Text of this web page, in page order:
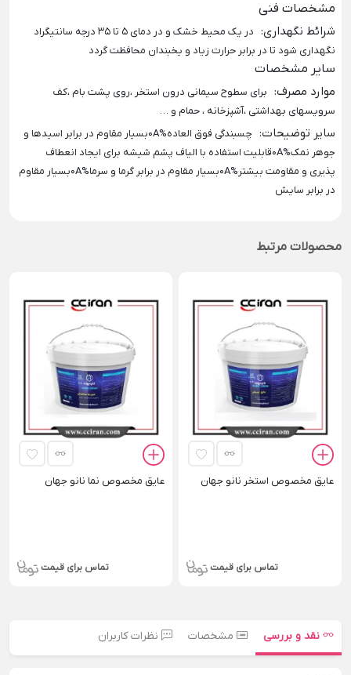
مشخصات فنی
شرائط نگهداری:
در یک محیط خشک و در دمای 5 تا 35 درجه سانتیگراد
نگهداری شود تا در برابر حرارت زیاد و یخبندان محافظت گردد
سایر مشخصات
موارد مصرف: برای سطوح سیمانی درون استخر ،روی پشت بام ،کف
سرویسهای بهداشتی ،آشپزخانه ، حمام و …
سایر توضیحات:
چسبندگی فوق العاده%0Aبسیار مقاوم در برابر اسیدها و
جوهر نمک%0Aقابلیت استفاده با الیاف پشم شیشه برای ایجاد انعطاف
پذیری و مقاومت بیشتر%0Aبسیار مقاوم در برابر گرما و سرما%0Aبسیار مقاوم
در برابر سایش
محصولات مرتبط
عایق مخصوص استخر نانو جهان
تماس برای قیمت
عایق مخصوص نما نانو جهان
تماس برای قیمت
نقد و بررسی مشخصات نظرات کاربران